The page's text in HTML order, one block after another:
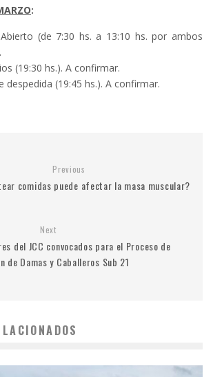
:
(de 7:30 hs. a 13:10 hs. por ambos
(19:30 hs.). A confirmar.
despedida (19:45 hs.). A confirmar.
Previous
comidas puede afectar la masa muscular?
Next
del JCC convocados para el Proceso de
de Damas y Caballeros Sub 21